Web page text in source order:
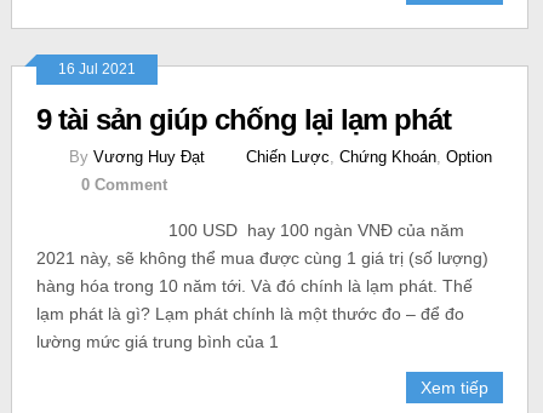
16 Jul 2021
9 tài sản giúp chống lại lạm phát
By Vương Huy Đạt Chiến Lược Chứng Khoán, Option
0 Comment
100 USD hay 100 ngàn VNĐ của năm
2021 này, sẽ không thể mua được cùng 1 giá trị (số lượng)
hàng hóa trong 10 năm tới. Và đó chính là lạm phát. Thế
lạm phát là gì? Lạm phát chính là một thước đo – để đo
lường mức giá trung bình của 1
Xem tiếp